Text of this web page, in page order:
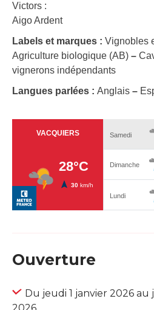
Victors :
Aigo Ardent
Labels et marques : Vignobles
Agriculture biologique (AB) –
vignerons indépendants
Langues parlées : Anglais –
Ouverture
Du jeudi 1 janvier 2026